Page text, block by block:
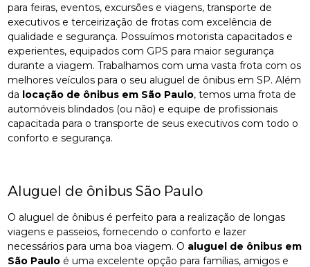
para feiras, eventos, excursões e viagens, transporte de
executivos e terceirização de frotas com excelência de
qualidade e segurança. Possuímos motorista capacitados e
experientes, equipados com GPS para maior segurança
durante a viagem. Trabalhamos com uma vasta frota com os
melhores veículos para o seu aluguel de ônibus em SP. Além
da locação de ônibus em São Paulo, temos uma frota de
automóveis blindados (ou não) e equipe de profissionais
capacitada para o transporte de seus executivos com todo o
conforto e segurança.
Aluguel de ônibus São Paulo
O aluguel de ônibus é perfeito para a realização de longas
viagens e passeios, fornecendo o conforto e lazer
necessários para uma boa viagem. O aluguel de ônibus em
São Paulo é uma excelente opção para famílias, amigos e